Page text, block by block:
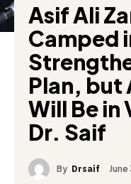
Asif Ali
Camped
Plan, but
Will Be in
Dr. Saif
By Drsaif